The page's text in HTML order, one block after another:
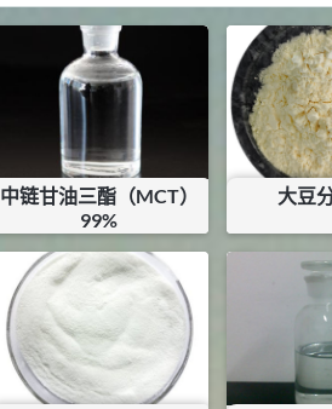
中链甘油三酯（MCT）
99%
¥46
库存：
93.915KG
大豆